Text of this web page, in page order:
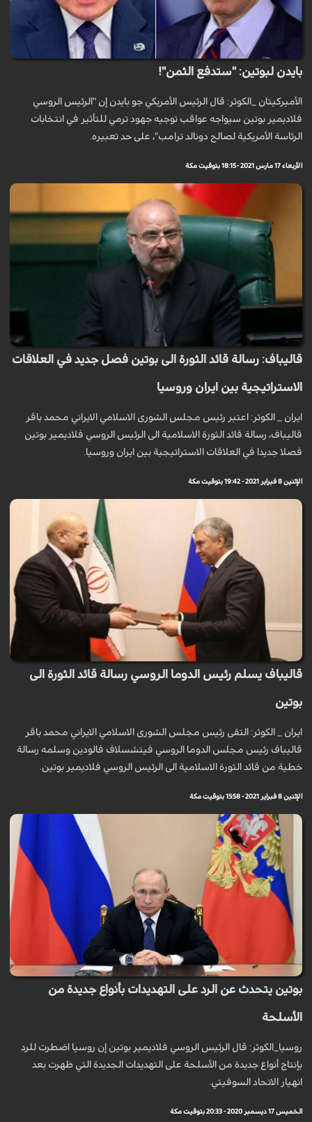
بايدن لبوتين: "ستدفع الثمن"!
الأميركيتان _الكوثر: قال الرئيس الأمريكي جو بايدن إن "الرئيس الروسي
فلاديمير بوتين سيواجه عواقب توجيه جهود ترمي للتأثير في انتخابات
الرئاسة الأمريكية لصالح دونالد ترامب"، على حد تعبيره.
الأربعاء 17 مارس 2021 - 18:15 بتوقيت مكة
قاليباف: رسالة قائد الثورة الى بوتين فصل جديد في العلاقات
الاستراتيجية بين ايران وروسيا
ايران _ الكوثر: اعتبر رئيس مجلس الشورى الاسلامي الايراني محمد باقر
قاليباف، رسالة قائد الثورة الاسلامية الى الرئيس الروسي فلاديمير بوتين
فصلا جديدا في العلاقات الاستراتيجية بين ايران وروسيا.
الإثنين 8 فبراير 2021 - 19:42 بتوقيت مكة
قاليباف يسلم رئيس الدوما الروسي رسالة قائد الثورة الى
بوتين
ايران _ الكوثر: التقى رئيس مجلس الشورى الاسلامي الايراني محمد باقر
قاليباف رئيس مجلس الدوما الروسي فيتشسلاف فالودين وسلمه رسالة
خطية من قائد الثورة الاسلامية الى الرئيس الروسي فلاديمير بوتين.
الإثنين 8 فبراير 2021 - 15:58 بتوقيت مكة
بوتين يتحدث عن الرد على التهديدات بأنواع جديدة من
الأسلحة
روسيا_الكوثر: قال الرئيس الروسي فلاديمير بوتين إن روسيا اضطرت للرد
بإنتاج أنواع جديدة من الأسلحة على التهديدات الجديدة التي ظهرت بعد
انهيار الاتحاد السوفيتي.
الخميس 17 ديسمبر 2020 - 20:33 بتوقيت مكة